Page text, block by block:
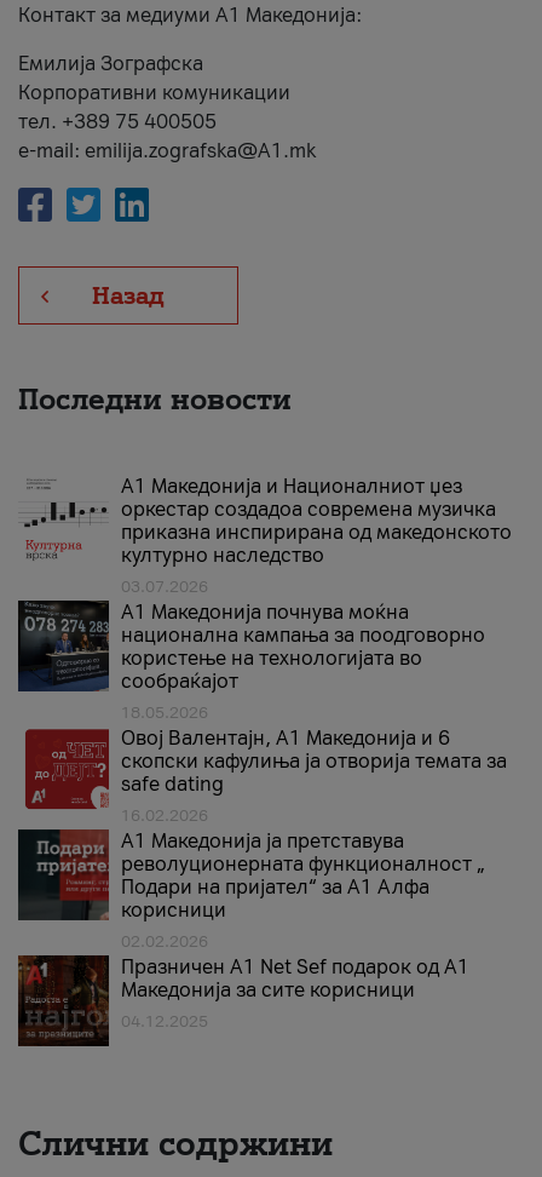
Контакт за медиуми А1 Македонија:
Емилија Зографска
Корпоративни комуникации
тел. +389 75 400505
e-mail: emilija.zografska@A1.mk
Назад
Последни новости
А1 Македонија и Националниот џез
оркестар создадоа современа музичка
приказна инспирирана од македонското
културно наследство
03.07.2026
A1 Македонија почнува моќна
национална кампања за поодговорно
користење на технологијата во
сообраќајот
18.05.2026
Овој Валентајн, A1 Македонија и 6
скопски кафулиња ја отворија темата за
safe dating
16.02.2026
А1 Македонија ја претставува
револуционерната функционалност „
Подари на пријател“ за А1 Алфа
корисници
02.02.2026
Празничен A1 Net Sеf подарок од А1
Македонија за сите корисници
04.12.2025
Слични содржини